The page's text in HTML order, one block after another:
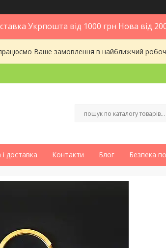
Укрпошта від 1000 грн Нова від
Ваше замовлення в найближчий
доставка Контакти Блог Безпека